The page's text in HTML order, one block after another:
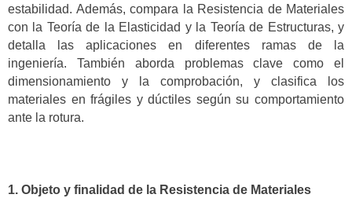
estabilidad. Además, compara la Resistencia de Materiales
con la Teoría de la Elasticidad y la Teoría de Estructuras, y
detalla las aplicaciones en diferentes ramas de la
ingeniería. También aborda problemas clave como el
dimensionamiento y la comprobación, y clasifica los
materiales en frágiles y dúctiles según su comportamiento
ante la rotura.
1. Objeto y finalidad de la Resistencia de Materiales